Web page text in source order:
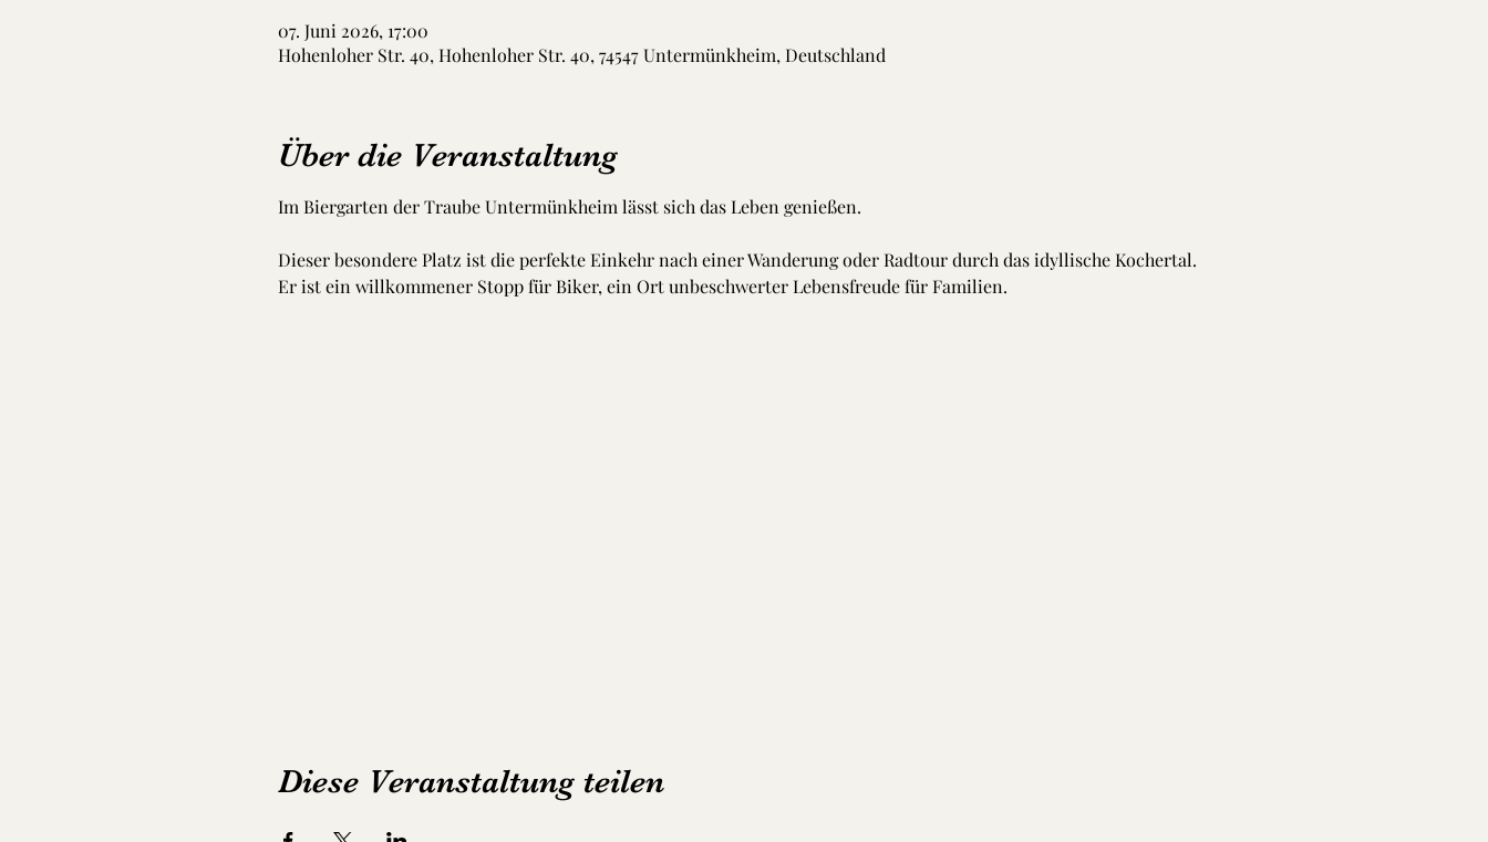
07. Juni 2026, 17:00
Hohenloher Str. 40, Hohenloher Str. 40, 74547 Untermünkheim, Deutschland
Über die Veranstaltung
Im Biergarten der Traube Untermünkheim lässt sich das Leben genießen.
Dieser besondere Platz ist die perfekte Einkehr nach einer Wanderung oder Radtour durch das idyllische Kochertal.
Er ist ein willkommener Stopp für Biker, ein Ort unbeschwerter Lebensfreude für Familien.
Diese Veranstaltung teilen